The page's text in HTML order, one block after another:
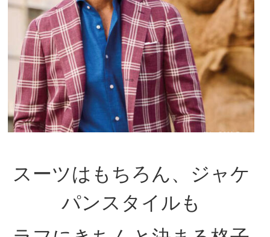
スーツはもちろん、ジャケ
パンスタイルも